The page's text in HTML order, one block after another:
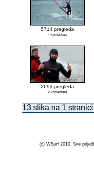
5714 pregleda
4 komentara
2693 pregleda
2 komentara
13 slika na 1 stranici
(c) WSurf 2010. Sve